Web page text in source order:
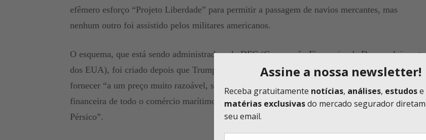
efêmero esforço “Projeto Liberdade” para permitir a passagem de navios mercantes, mas
nenhum outro foi assistido pelos militares americanos.
O esquema, que está sendo administrado pela DFC (Corporação Financeira de Desenvolvimento
dos EUA), foi criado depois que Trump postou nas redes sociais que havia ordenado à DFC
fornecer “a um preço muito razoável, seguro de risco político e garantias para a segurança
financeira de todo o comércio marítimo, especialmente de energia, transitando pelo golfo
Pérsico”.